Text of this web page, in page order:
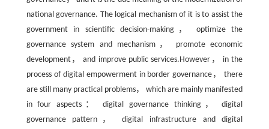
national governance. The logical mechanism of it is to assist the
government in scientific decision-making， optimize the
governance system and mechanism， promote economic
development， and improve public services.However， in the
process of digital empowerment in border governance， there
are still many practical problems， which are mainly manifested
in four aspects： digital governance thinking， digital
governance pattern， digital infrastructure and digital